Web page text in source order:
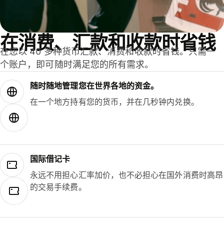
在消费、汇款和收款时省钱
在您以 40 多种货币汇款、消费和收款时省钱。只需一
个账户，即可随时满足您的所有需求。
随时随地管理您在世界各地的资金。
在一个地方持有您的货币，并在几秒钟内兑换。
国际借记卡
永远不用担心汇率加价，也不必担心在国外消费时高昂
的交易手续费。